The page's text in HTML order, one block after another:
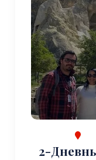
2-